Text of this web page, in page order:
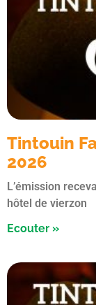
Tintouin
2026
L’émission
hôtel de vierzon
Ecouter »